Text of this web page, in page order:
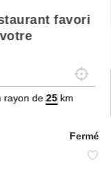
favori
rayon de km
Fermé